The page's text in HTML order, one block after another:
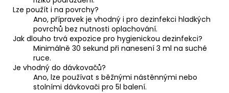
Lze použít i na povrchy?
Ano, přípravek je vhodný i pro dezinfekci hladkých
povrchů bez nutnosti oplachování.
Jak dlouho trvá expozice pro hygienickou dezinfekci?
Minimálně 30 sekund při nanesení 3 ml na suché
ruce.
Je vhodný do dávkovačů?
Ano, lze používat s běžnými nástěnnými nebo
stolními dávkovači pro 5l balení.